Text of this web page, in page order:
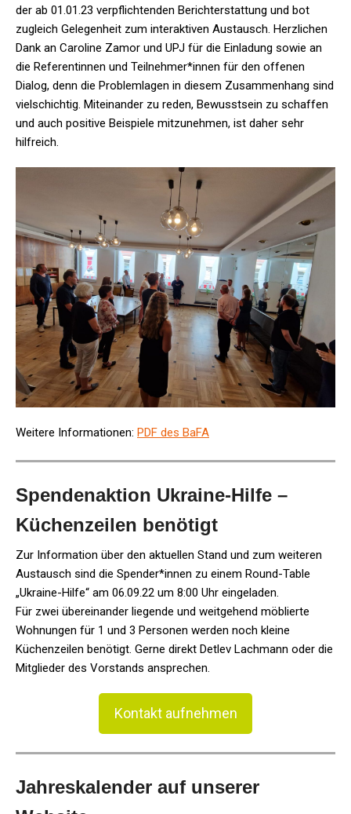
der ab 01.01.23 verpflichtenden Berichterstattung und bot
zugleich Gelegenheit zum interaktiven Austausch. Herzlichen
Dank an Caroline Zamor und UPJ für die Einladung sowie an
die Referentinnen und Teilnehmer*innen für den offenen
Dialog, denn die Problemlagen in diesem Zusammenhang sind
vielschichtig. Miteinander zu reden, Bewusstsein zu schaffen
und auch positive Beispiele mitzunehmen, ist daher sehr
hilfreich.
Weitere Informationen: PDF des BaFA
Spendenaktion Ukraine-Hilfe –
Küchenzeilen benötigt
Zur Information über den aktuellen Stand und zum weiteren
Austausch sind die Spender*innen zu einem Round-Table
„Ukraine-Hilfe“ am 06.09.22 um 8:00 Uhr eingeladen.
Für zwei übereinander liegende und weitgehend möblierte
Wohnungen für 1 und 3 Personen werden noch kleine
Küchenzeilen benötigt. Gerne direkt Detlev Lachmann oder die
Mitglieder des Vorstands ansprechen.
Kontakt aufnehmen
Jahreskalender auf unserer